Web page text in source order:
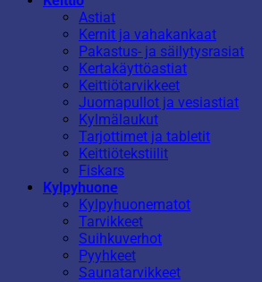
Astiat
Kernit ja vahakankaat
Pakastus- ja säilytysrasiat
Kertakäyttöastiat
Keittiötarvikkeet
Juomapullot ja vesiastiat
Kylmälaukut
Tarjottimet ja tabletit
Keittiötekstiilit
Fiskars
Kylpyhuone
Kylpyhuonematot
Tarvikkeet
Suihkuverhot
Pyyhkeet
Saunatarvikkeet